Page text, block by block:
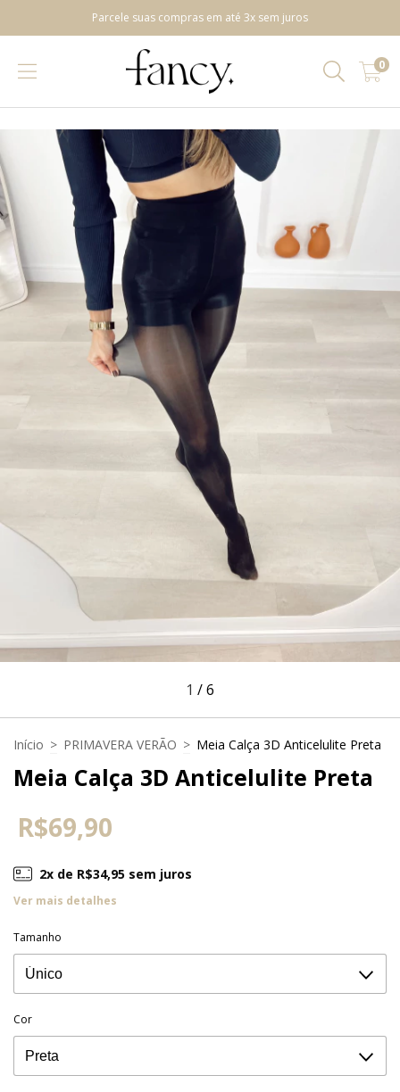
Parcele suas compras em até 3x sem juros
0
1 /6
Início > PRIMAVERA VERÃO > Meia Calça 3D Anticelulite Preta
Meia Calça 3D Anticelulite Preta
R$69,90
2x de R$34,95 sem juros
Ver mais detalhes
Tamanho
Cor